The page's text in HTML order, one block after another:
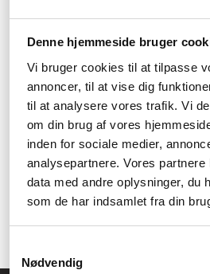
Denne hjemmeside bruger
Vi bruger cookies til at tilpasse
annoncer, til at vise dig
til at analysere vores trafik. Vi
om din brug af vores
inden for sociale medier,
analysepartnere. Vores
data med andre oplysninger, du
som de har indsamlet fra din
Nødvendig
DIMM men også SO DIMM, så du
udvalg igennem for at finde det helt
Foretrækker du et
RAM?
Hvis valget af RAM kommer an på
dig sikker på at vi har de bedste
vores sortiment og du finder for
producenterCorsair,G.Skill,Gigabyte